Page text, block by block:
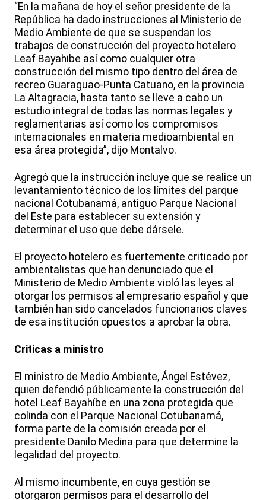
“En la mañana de hoy el señor presidente de la
República ha dado instrucciones al Ministerio de
Medio Ambiente de que se suspendan los
trabajos de construcción del proyecto hotelero
Leaf Bayahibe así como cualquier otra
construcción del mismo tipo dentro del área de
recreo Guaraguao-Punta Catuano, en la provincia
La Altagracia, hasta tanto se lleve a cabo un
estudio integral de todas las normas legales y
reglamentarias así como los compromisos
internacionales en materia medioambiental en
esa área protegida”, dijo Montalvo.
Agregó que la instrucción incluye que se realice un
levantamiento técnico de los límites del parque
nacional Cotubanamá, antiguo Parque Nacional
del Este para establecer su extensión y
determinar el uso que debe dársele.
El proyecto hotelero es fuertemente criticado por
ambientalistas que han denunciado que el
Ministerio de Medio Ambiente violó las leyes al
otorgar los permisos al empresario español y que
también han sido cancelados funcionarios claves
de esa institución opuestos a aprobar la obra.
Criticas a ministro
El ministro de Medio Ambiente, Ángel Estévez,
quien defendió públicamente la construcción del
hotel Leaf Bayahíbe en una zona protegida que
colinda con el Parque Nacional Cotubanamá,
forma parte de la comisión creada por el
presidente Danilo Medina para que determine la
legalidad del proyecto.
Al mismo incumbente, en cuya gestión se
otorgaron permisos para el desarrollo del